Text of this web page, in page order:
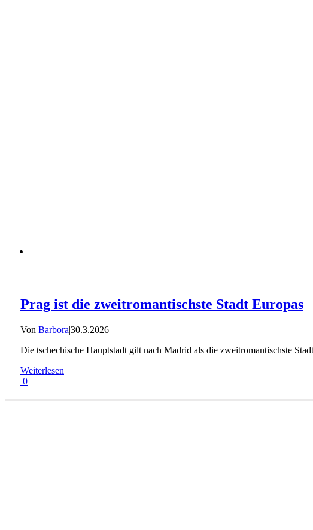
Prag ist die zweitromantischste Stadt Europas
Von Barbora|30.3.2026|
Die tschechische Hauptstadt gilt nach Madrid als die zweitromantischste
Weiterlesen
0